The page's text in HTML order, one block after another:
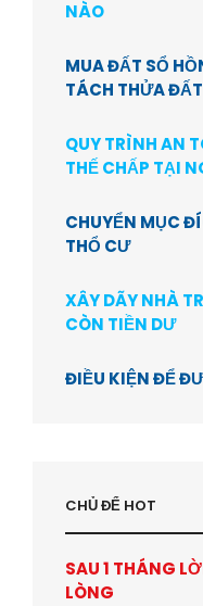
NÀO
MUA ĐẤT SỔ
TÁCH THỬA ĐẤT
QUY TRÌNH AN
THẾ CHẤP TẠI
CHUYỂN MỤC
THỔ CƯ
XÂY DÃY NHÀ
CÒN TIỀN DƯ
ĐIỀU KIỆN ĐỂ
CHỦ ĐỂ HOT
SAU 1 THÁNG
LÒNG